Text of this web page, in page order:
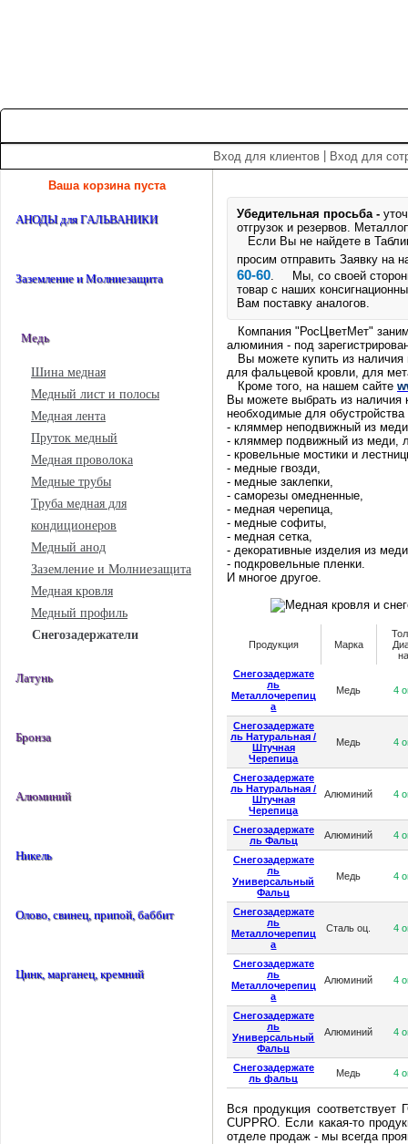
Вход для клиентов Вход для
Ваша корзина пуста
АНОДЫ для ГАЛЬВАНИКИ
Заземление и Молниезащита
Медь
Шина медная
Медный лист и полосы
Медная лента
Пруток медный
Медная проволока
Медные трубы
Труба медная для
кондиционеров
Медный анод
Заземление и Молниезащита
Медная кровля
Медный профиль
Снегозадержатели
Латунь
Бронза
Алюминий
Никель
Олово, свинец, припой, баббит
Цинк, марганец, кремний
Убедительная просьба -
отгрузок и резервов.
Если Вы не найдете в
просим отправить Заявку на
60-60. Мы, со своей
товар с наших
Вам поставку аналогов.
Компания "РосЦветМет"
алюминия - под
Вы можете купить из наличия
для фальцевой кровли, для
Кроме того, на нашем сайте
Вы можете выбрать из
необходимые для
- кляммер неподвижный из
- кляммер подвижный из меди,
- кровельные мостики и
- медные гвозди,
- медные заклепки,
- саморезы омедненные,
- медная черепица,
- медные софиты,
- медная сетка,
- декоративные изделия из меди
- подкровельные пленки.
И многое другое.
Продукция Марка
Снегозадержате
ль
Металлочерепиц
а
Медь 4
Снегозадержате
ль Натуральная /
Штучная
Черепица
Медь 4
Снегозадержате
ль Натуральная /
Штучная
Черепица
Алюминий 4
Снегозадержате
ль Фальц
Алюминий 4
Снегозадержате
ль
Универсальный
Фальц
Медь 4
Снегозадержате
ль
Металлочерепиц
а
Сталь оц. 4
Снегозадержате
ль
Металлочерепиц
а
Алюминий 4
Снегозадержате
ль
Универсальный
Фальц
Алюминий 4
Снегозадержате
ль фальц
Медь 4
Вся продукция
CUPPRO. Если какая-то
отделе продаж - мы всегда